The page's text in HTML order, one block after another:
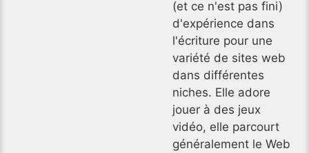
(et ce n'est pas fini)
d'expérience dans
l'écriture pour une
variété de sites web
dans différentes
niches. Elle adore
jouer à des jeux
vidéo, elle parcourt
généralement le Web